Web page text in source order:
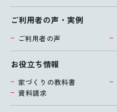
ご利用者の声・実例
ご利用者の声
お役立ち情報
家づくりの教科書
資料請求